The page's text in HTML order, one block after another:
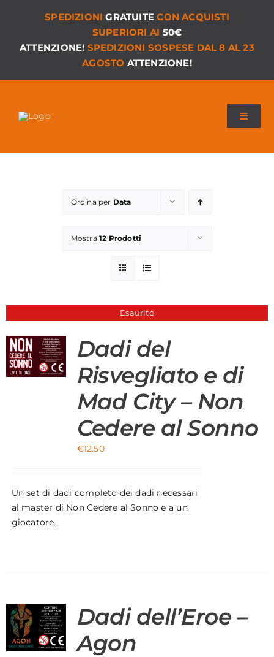
SPEDIZIONIGRATUITE CON ACQUISTI
SUPERIORI AI 50€
ATTENZIONE! SPEDIZIONI SOSPESE DAL 8 AL 23
AGOSTO ATTENZIONE!
Toggle
Strumenti di Sicurezza
Account
Carrello
Ordina per Data
Mostra 12 Prodotti
Esaurito
Dadi del
Risvegliato e di
Mad City – Non
Cedere al Sonno
€12.50
Un set di dadi completo dei dadi necessari
al master di Non Cedere al Sonno e a un
giocatore.
Dadi dell’Eroe –
Agon